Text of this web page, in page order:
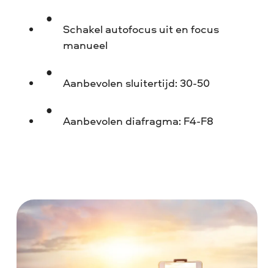
Schakel autofocus uit en focus
manueel
Aanbevolen sluitertijd: 30-50
Aanbevolen diafragma: F4-F8